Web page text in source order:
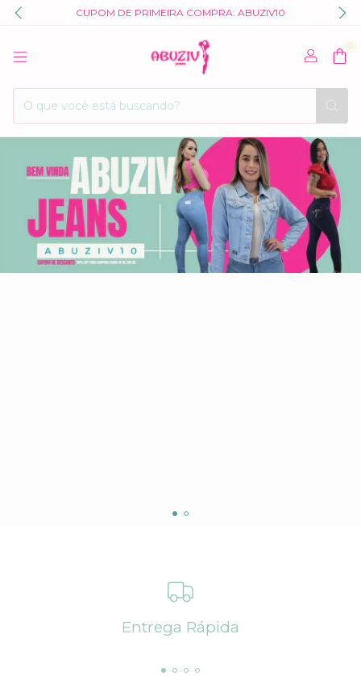
CUPOM DE PRIMEIRA COMPRA: ABUZIV10
Entrega Rápida